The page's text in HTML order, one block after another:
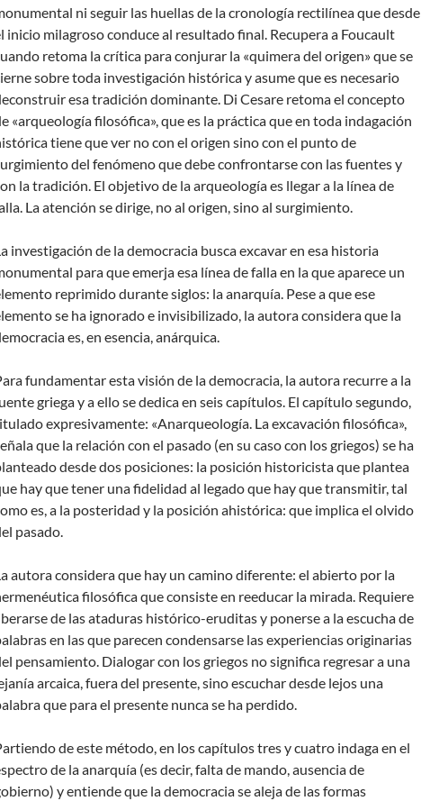
ni seguir las huellas de la cronología rectilínea que desde
inicio milagroso conduce al resultado final. Recupera a Foucault
retoma la crítica para conjurar la «quimera del origen» que se
sobre toda investigación histórica y asume que es necesario
esa tradición dominante. Di Cesare retoma el concepto
«arqueología filosófica», que es la práctica que en toda indagación
tiene que ver no con el origen sino con el punto de
del fenómeno que debe confrontarse con las fuentes y
la tradición. El objetivo de la arqueología es llegar a la línea de
La atención se dirige, no al origen, sino al surgimiento.
investigación de la democracia busca excavar en esa historia
para que emerja esa línea de falla en la que aparece un
reprimido durante siglos: la anarquía. Pese a que ese
se ha ignorado e invisibilizado, la autora considera que la
es, en esencia, anárquica.
fundamentar esta visión de la democracia, la autora recurre a la
griega y a ello se dedica en seis capítulos. El capítulo segundo,
expresivamente: «Anarqueología. La excavación filosófica»,
que la relación con el pasado (en su caso con los griegos) se ha
desde dos posiciones: la posición historicista que plantea
hay que tener una fidelidad al legado que hay que transmitir, tal
es, a la posteridad y la posición ahistórica: que implica el olvido
pasado.
autora considera que hay un camino diferente: el abierto por la
filosófica que consiste en reeducar la mirada. Requiere
de las ataduras histórico-eruditas y ponerse a la escucha de
en las que parecen condensarse las experiencias originarias
pensamiento. Dialogar con los griegos no significa regresar a una
arcaica, fuera del presente, sino escuchar desde lejos una
que para el presente nunca se ha perdido.
de este método, en los capítulos tres y cuatro indaga en el
de la anarquía (es decir, falta de mando, ausencia de
y entiende que la democracia se aleja de las formas